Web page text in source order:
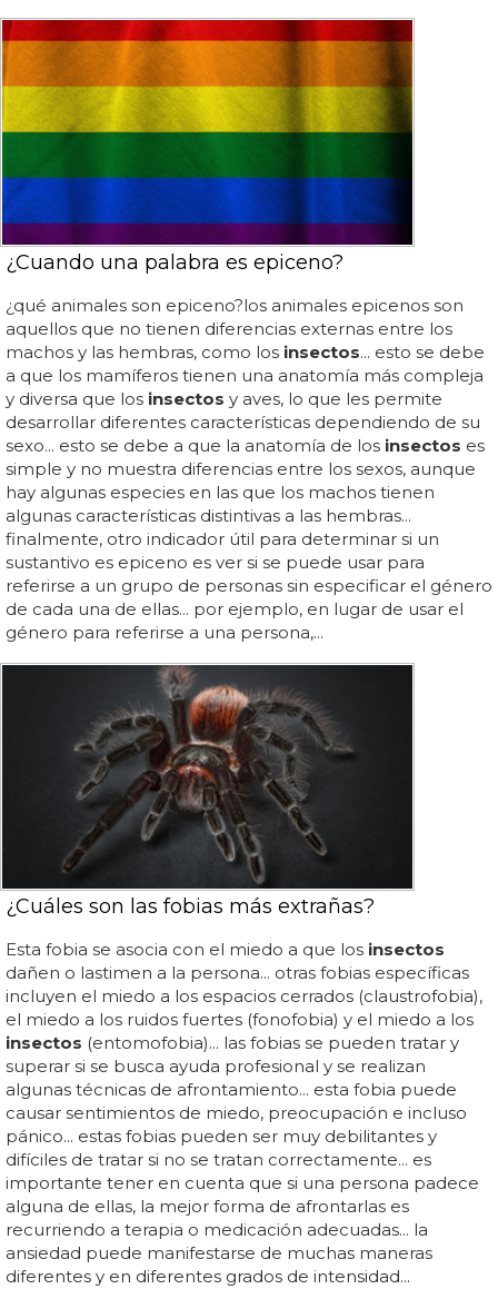
¿Cuando una palabra es epiceno?
¿qué animales son epiceno?los animales epicenos son
aquellos que no tienen diferencias externas entre los
machos y las hembras, como los insectos... esto se debe
a que los mamíferos tienen una anatomía más compleja
y diversa que los insectos y aves, lo que les permite
desarrollar diferentes características dependiendo de su
sexo... esto se debe a que la anatomía de los insectos es
simple y no muestra diferencias entre los sexos, aunque
hay algunas especies en las que los machos tienen
algunas características distintivas a las hembras...
finalmente, otro indicador útil para determinar si un
sustantivo es epiceno es ver si se puede usar para
referirse a un grupo de personas sin especificar el género
de cada una de ellas... por ejemplo, en lugar de usar el
género para referirse a una persona,...
¿Cuáles son las fobias más extrañas?
Esta fobia se asocia con el miedo a que los insectos
dañen o lastimen a la persona... otras fobias específicas
incluyen el miedo a los espacios cerrados (claustrofobia),
el miedo a los ruidos fuertes (fonofobia) y el miedo a los
insectos (entomofobia)... las fobias se pueden tratar y
superar si se busca ayuda profesional y se realizan
algunas técnicas de afrontamiento... esta fobia puede
causar sentimientos de miedo, preocupación e incluso
pánico... estas fobias pueden ser muy debilitantes y
difíciles de tratar si no se tratan correctamente... es
importante tener en cuenta que si una persona padece
alguna de ellas, la mejor forma de afrontarlas es
recurriendo a terapia o medicación adecuadas... la
ansiedad puede manifestarse de muchas maneras
diferentes y en diferentes grados de intensidad...